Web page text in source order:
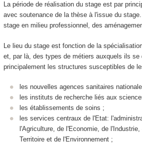
La période de réalisation du stage est par
avec soutenance de la thèse à l'issue du
stage en milieu professionnel, des
Le lieu du stage est fonction de la
et, par là, des types de métiers auxquels ils se
principalement les structures susceptibles de
les nouvelles agences sanitaires
les instituts de recherche liés aux
les établissements de soins ;
les services centraux de l'Etat:
l'Agriculture, de l'Economie, de
Territoire et de l'Environnement ;